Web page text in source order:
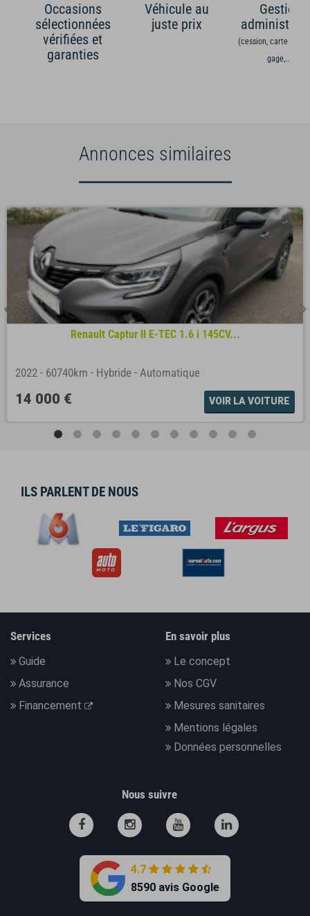
Occasions
sélectionnées
vérifiées et
garanties
Véhicule au
juste prix
Gestion
(cession, carte grise,
gage,...)
Annonces similaires
Renault Captur II E-TEC 1.6 i 145CV...
2022 - 60740km - Hybride - Automatique
14 000 € VOIR LA VOITURE
ILS PARLENT DE NOUS
Services
Guide
Assurance
Financement
En savoir plus
Le concept
Nos CGV
Mesures sanitaires
Mentions légales
Données personnelles
Nous suivre
4.7
8590 avis Google